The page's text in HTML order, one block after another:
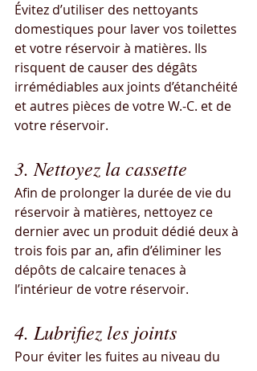
Évitez d’utiliser des nettoyants
domestiques pour laver vos toilettes
et votre réservoir à matières. Ils
risquent de causer des dégâts
irrémédiables aux joints d’étanchéité
et autres pièces de votre W.-C. et de
votre réservoir.
3. Nettoyez la cassette
Afin de prolonger la durée de vie du
réservoir à matières, nettoyez ce
dernier avec un produit dédié deux à
trois fois par an, afin d’éliminer les
dépôts de calcaire tenaces à
l’intérieur de votre réservoir.
4. Lubrifiez les joints
Pour éviter les fuites au niveau du